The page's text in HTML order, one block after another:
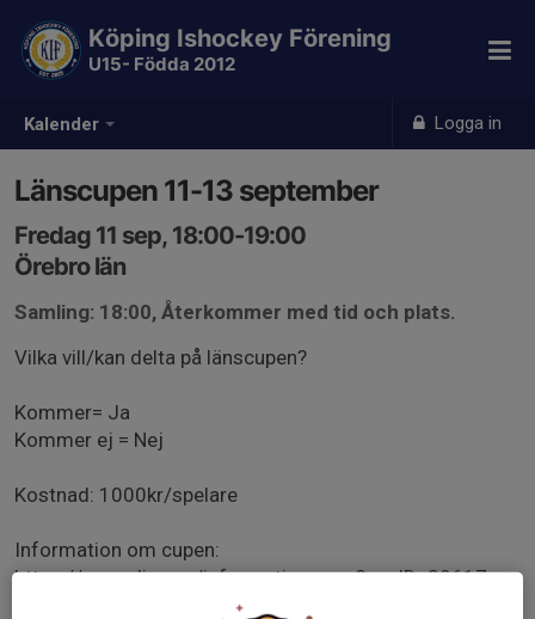
Kalender Logga in
Köping Ishockey Förening
U15- Födda 2012
Länscupen 11-13 september
Fredag 11 sep, 18:00-19:00
Örebro län
Samling: 18:00, Återkommer med tid och plats.
Vilka vill/kan delta på länscupen?
Kommer= Ja
Kommer ej = Nej
Kostnad: 1000kr/spelare
Information om cupen:
https://cuponline.se/information.aspx?cupID=39617